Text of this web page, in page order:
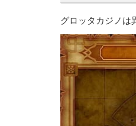
グロッタカジノは